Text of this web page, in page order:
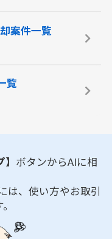
案件一覧
覧
ボタンからAIに相
は、使い方やお取引